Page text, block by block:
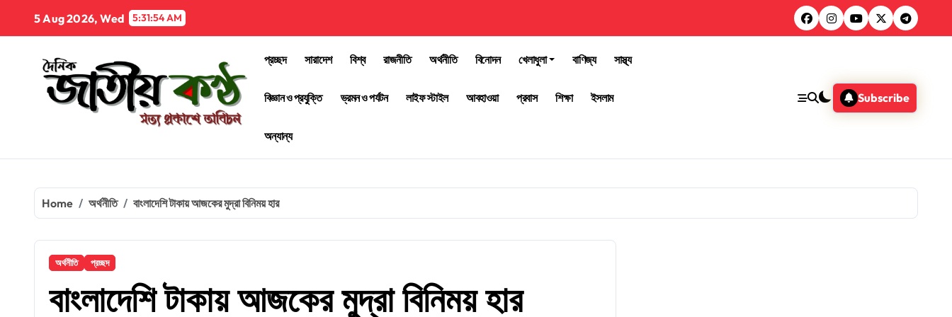
content
5 Aug 2026, Wed 5:31:55 AM
প্রচ্ছদ সারাদেশ বিশ্ব রাজনীতি অর্থনীতি বিনোদন খেলাধুলা বাণিজ্য সাস্থ্য
বিজ্ঞান ও প্রযুক্তি ভ্রমন ও পর্যটন লাইফ স্টাইল আবহাওয়া প্রবাস শিক্ষা ইসলাম
অন্যান্য
Subscribe
Home অর্থনীতি বাংলাদেশি টাকায় আজকের মুদ্রা বিনিময় হার
অর্থনীতি প্রচ্ছদ
বাংলাদেশি টাকায় আজকের মুদ্রা বিনিময় হার